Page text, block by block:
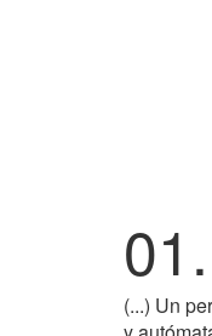
01.
(...) Un